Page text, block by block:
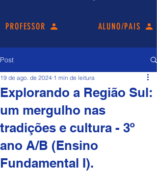
PROFESSOR ALUNO/PAIS
Post
Explorando a Região Sul:
um mergulho nas
tradições e cultura - 3º
ano A/B (Ensino
Fundamental I).
19 de ago. de 2024 1 min de leitura